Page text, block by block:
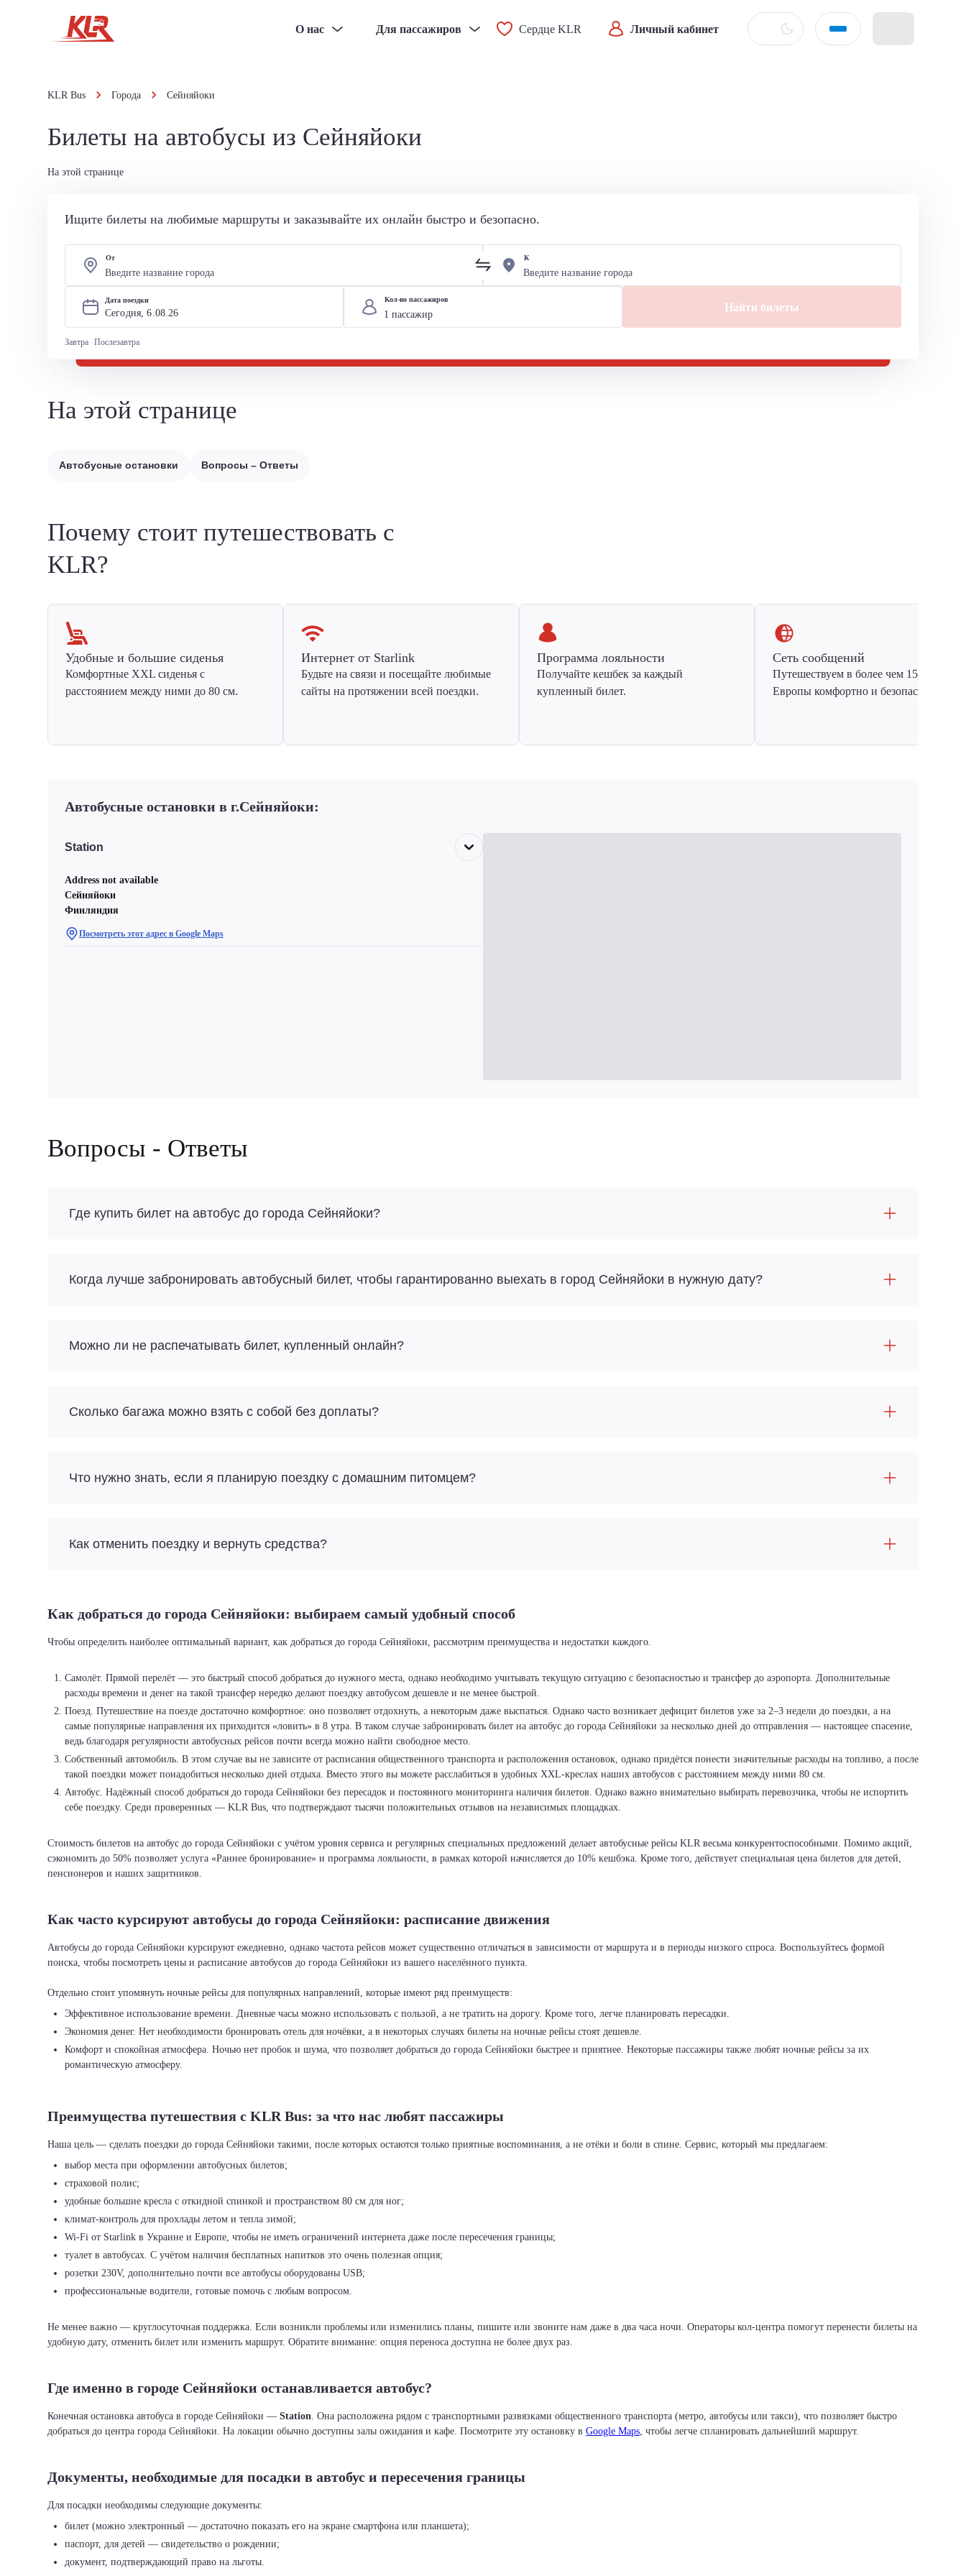
О нас Для пассажиров Сердце KLR Личный кабинет
KLR Bus Города Сейняйоки
Билеты на автобусы из Сейняйоки
На этой странице
Ищите билеты на любимые маршруты и заказывайте их онлайн быстро и безопасно.
От К
Дата поездки
Сегодня, 6.08.26
Завтра Послезавтра
Кол-во пассажиров
Найти билеты
На этой странице
Автобусные остановки Вопросы – Ответы
Почему стоит путешествовать с
KLR?
Удобные и большие сиденья
Комфортные XXL сиденья с
расстоянием между ними до 80 см.
Интернет от Starlink
Будьте на связи и посещайте любимые
сайты на протяжении всей поездки.
Программа лояльности
Получайте кешбек за каждый
купленный билет.
Сеть сообщений
Путешествуем в более чем 15 стран
Европы комфортно и безопасно.
Автобусные остановки в г.Сейняйоки:
Station
Address not available
Сейняйоки
Финляндия
Посмотреть этот адрес в Google Maps
Вопросы - Ответы
Где купить билет на автобус до города Сейняйоки?
Когда лучше забронировать автобусный билет, чтобы гарантированно выехать в город Сейняйоки в нужную дату?
Можно ли не распечатывать билет, купленный онлайн?
Сколько багажа можно взять с собой без доплаты?
Что нужно знать, если я планирую поездку с домашним питомцем?
Как отменить поездку и вернуть средства?
Как добраться до города Сейняйоки: выбираем самый удобный способ
Чтобы определить наиболее оптимальный вариант, как добраться до города Сейняйоки, рассмотрим преимущества и недостатки каждого.
Самолёт. Прямой перелёт — это быстрый способ добраться до нужного места, однако необходимо учитывать текущую ситуацию с безопасностью и трансфер до аэропорта. Дополнительные
расходы времени и денег на такой трансфер нередко делают поездку автобусом дешевле и не менее быстрой.
Поезд. Путешествие на поезде достаточно комфортное: оно позволяет отдохнуть, а некоторым даже выспаться. Однако часто возникает дефицит билетов уже за 2–3 недели до поездки, а на
самые популярные направления их приходится «ловить» в 8 утра. В таком случае забронировать билет на автобус до города Сейняйоки за несколько дней до отправления — настоящее спасение,
ведь благодаря регулярности автобусных рейсов почти всегда можно найти свободное место.
Собственный автомобиль. В этом случае вы не зависите от расписания общественного транспорта и расположения остановок, однако придётся понести значительные расходы на топливо, а после
такой поездки может понадобиться несколько дней отдыха. Вместо этого вы можете расслабиться в удобных XXL-креслах наших автобусов с расстоянием между ними 80 см.
Автобус. Надёжный способ добраться до города Сейняйоки без пересадок и постоянного мониторинга наличия билетов. Однако важно внимательно выбирать перевозчика, чтобы не испортить
себе поездку. Среди проверенных — KLR Bus, что подтверждают тысячи положительных отзывов на независимых площадках.
Стоимость билетов на автобус до города Сейняйоки с учётом уровня сервиса и регулярных специальных предложений делает автобусные рейсы KLR весьма конкурентоспособными. Помимо акций,
сэкономить до 50% позволяет услуга «Раннее бронирование» и программа лояльности, в рамках которой начисляется до 10% кешбэка. Кроме того, действует специальная цена билетов для детей,
пенсионеров и наших защитников.
Как часто курсируют автобусы до города Сейняйоки: расписание движения
Автобусы до города Сейняйоки курсируют ежедневно, однако частота рейсов может существенно отличаться в зависимости от маршрута и в периоды низкого спроса. Воспользуйтесь формой
поиска, чтобы посмотреть цены и расписание автобусов до города Сейняйоки из вашего населённого пункта.
Эффективное использование времени. Дневные часы можно использовать с пользой, а не тратить на дорогу. Кроме того, легче планировать пересадки.
Экономия денег. Нет необходимости бронировать отель для ночёвки, а в некоторых случаях билеты на ночные рейсы стоят дешевле.
Комфорт и спокойная атмосфера. Ночью нет пробок и шума, что позволяет добраться до города Сейняйоки быстрее и приятнее. Некоторые пассажиры также любят ночные рейсы за их
романтическую атмосферу.
Преимущества путешествия с KLR Bus: за что нас любят пассажиры
выбор места при оформлении автобусных билетов;
страховой полис;
удобные большие кресла с откидной спинкой и пространством 80 см для ног;
климат-контроль для прохлады летом и тепла зимой;
Wi-Fi от Starlink в Украине и Европе, чтобы не иметь ограничений интернета даже после пересечения границы;
туалет в автобусах. С учётом наличия бесплатных напитков это очень полезная опция;
розетки 230V, дополнительно почти все автобусы оборудованы USB;
профессиональные водители, готовые помочь с любым вопросом.
Не менее важно — круглосуточная поддержка. Если возникли проблемы или изменились планы, пишите или звоните нам даже в два часа ночи. Операторы кол-центра помогут перенести билеты на
удобную дату, отменить билет или изменить маршрут. Обратите внимание: опция переноса доступна не более двух раз.
Где именно в городе Сейняйоки останавливается автобус?
Конечная остановка автобуса в городе Сейняйоки — Station. Она расположена рядом с транспортными развязками общественного транспорта (метро, автобусы или такси), что позволяет быстро
добраться до центра города Сейняйоки. На локации обычно доступны залы ожидания и кафе. Посмотрите эту остановку в Google Maps, чтобы легче спланировать дальнейший маршрут.
Документы, необходимые для посадки в автобус и пересечения границы
билет (можно электронный — достаточно показать его на экране смартфона или планшета);
паспорт, для детей — свидетельство о рождении;
документ, подтверждающий право на льготы.